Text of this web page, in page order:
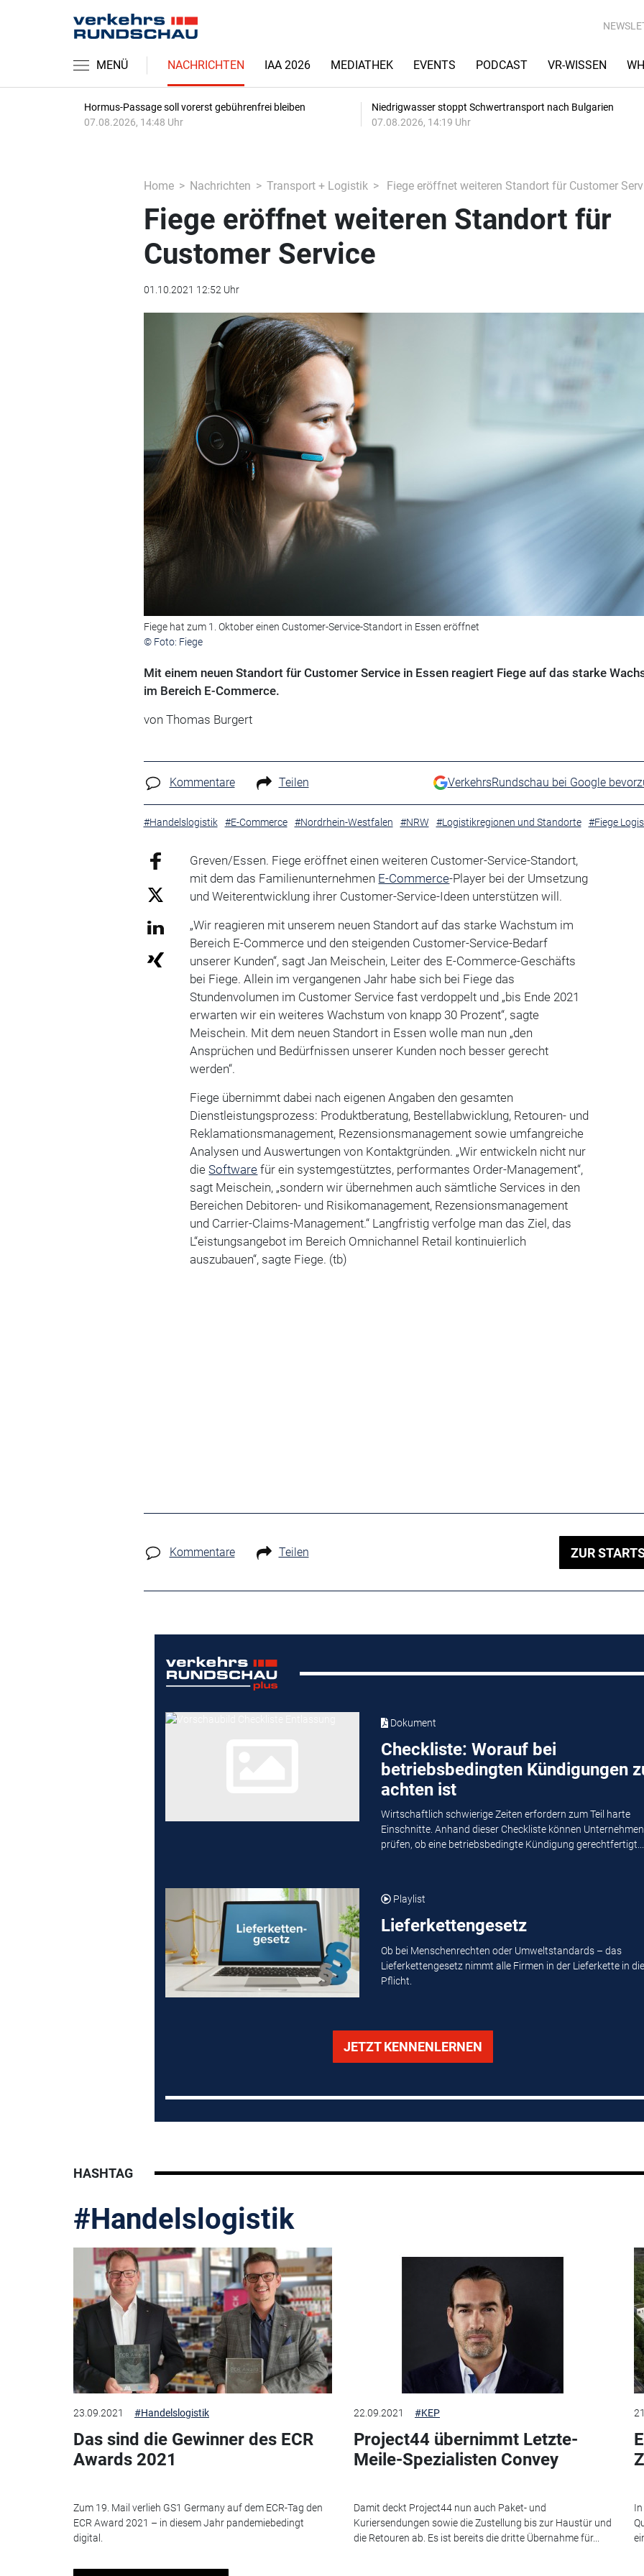
MENÜ NACHRICHTEN IAA 2026 MEDIATHEK EVENTS PODCAST VR-WISSEN
Hormus-Passage soll vorerst gebührenfrei bleiben
07.08.2026, 14:48 Uhr
Niedrigwasser stoppt Schwertransport nach Bulgarien
07.08.2026, 14:19 Uhr
Home Nachrichten Transport + Logistik Fiege eröffnet weiteren Standort für Customer
Fiege eröffnet weiteren Standort für
Customer Service
01.10.2021 12:52 Uhr
Fiege hat zum 1. Oktober einen Customer-Service-Standort in Essen eröffnet
© Foto: Fiege
Mit einem neuen Standort für Customer Service in Essen reagiert Fiege auf das starke
im Bereich E-Commerce.
von Thomas Burgert
Kommentare Teilen VerkehrsRundschau bei Google
#Handelslogistik #E-Commerce #Nordrhein-Westfalen #NRW #Logistikregionen und Standorte #Fiege
Greven/Essen. Fiege eröffnet einen weiteren Customer-Service-Standort,
mit dem das Familienunternehmen E-Commerce-Player bei der Umsetzung
und Weiterentwicklung ihrer Customer-Service-Ideen unterstützen will.
„Wir reagieren mit unserem neuen Standort auf das starke Wachstum im
Bereich E-Commerce und den steigenden Customer-Service-Bedarf
unserer Kunden“, sagt Jan Meischein, Leiter des E-Commerce-Geschäfts
bei Fiege. Allein im vergangenen Jahr habe sich bei Fiege das
Stundenvolumen im Customer Service fast verdoppelt und „bis Ende 2021
erwarten wir ein weiteres Wachstum von knapp 30 Prozent“, sagte
Meischein. Mit dem neuen Standort in Essen wolle man nun „den
Ansprüchen und Bedürfnissen unserer Kunden noch besser gerecht
werden“.
Fiege übernimmt dabei nach eigenen Angaben den gesamten
Dienstleistungsprozess: Produktberatung, Bestellabwicklung, Retouren- und
Reklamationsmanagement, Rezensionsmanagement sowie umfangreiche
Analysen und Auswertungen von Kontaktgründen. „Wir entwickeln nicht nur
dieSoftware für ein systemgestütztes, performantes Order-Management“,
sagt Meischein, „sondern wir übernehmen auch sämtliche Services in den
Bereichen Debitoren- und Risikomanagement, Rezensionsmanagement
und Carrier-Claims-Management.“ Langfristig verfolge man das Ziel, das
L“eistungsangebot im Bereich Omnichannel Retail kontinuierlich
auszubauen“, sagte Fiege. (tb)
Kommentare Teilen ZUR
Dokument
Checkliste: Worauf bei
betriebsbedingten Kündigungen
achten ist
Wirtschaftlich schwierige Zeiten erfordern zum Teil harte
Einschnitte. Anhand dieser Checkliste können Unternehmen
prüfen, ob eine betriebsbedingte Kündigung gerechtfertigt...
Playlist
Lieferkettengesetz
Ob bei Menschenrechten oder Umweltstandards – das
Lieferkettengesetz nimmt alle Firmen in der Lieferkette in die
Pflicht.
JETZT KENNENLERNEN
HASHTAG
#Handelslogistik
23.09.2021 #Handelslogistik
Das sind die Gewinner des ECR
Awards 2021
Zum 19. Mail verlieh GS1 Germany auf dem ECR-Tag den
ECR Award 2021 – in diesem Jahr pandemiebedingt
digital.
22.09.2021 #KEP
Project44 übernimmt Letzte-
Meile-Spezialisten Convey
Damit deckt Project44 nun auch Paket- und
Kuriersendungen sowie die Zustellung bis zur Haustür und
die Retouren ab. Es ist bereits die dritte Übernahme für...